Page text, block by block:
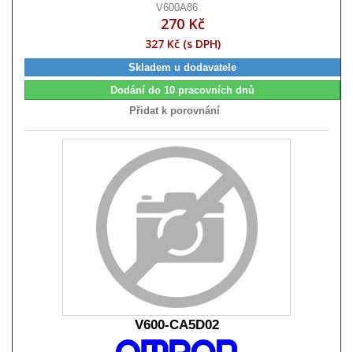
V600A86
270 Kč
327 Kč (s DPH)
Skladem u dodavatele
Dodání do 10 pracovních dnů
Přidat k porovnání
V600-CA5D02